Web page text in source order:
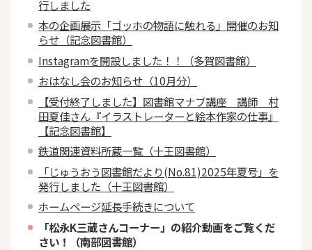
行しました
本の企画展示「ゴッホの物語に触れる」開催のお知
らせ（記念図書館）
Instagramを開設しました！！（多賀図書館）
おはなし会のお知らせ（10月分）
【受付終了しました】図書館マナブ講座 講師 村
田夏佳さん『イラストレーターと絵本作家の仕事』
【記念図書館】
鉄道関連資料所蔵一覧（十王図書館）
「じゅうおう図書館だより(No.81)2025年夏号」を
発行しました（十王図書館）
ホームページ延長手続きについて
「松永K三蔵さんコーナー」の紹介動画をご覧くだ
さい！（南部図書館）